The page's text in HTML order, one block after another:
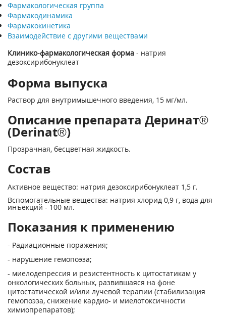
Фармакологическая группа
Фармакодинамика
Фармакокинетика
Взаимодействие с другими веществами
Клинико-фармакологическая форма - натрия
дезоксирибонуклеат
Форма выпуска
Раствор для внутримышечного введения, 15 мг/мл.
Описание препарата Деринат®
(Derinat®)
Прозрачная, бесцветная жидкость.
Состав
Активное вещество: натрия дезоксирибонуклеат 1,5 г.
Вспомогательные вещества: натрия хлорид 0,9 г, вода для
инъекций - 100 мл.
Показания к применению
- Радиационные поражения;
- нарушение гемопоэза;
- миелодепрессия и резистентность к цитостатикам у
онкологических больных, развившаяся на фоне
цитостатической и/или лучевой терапии (стабилизация
гемопоэза, снижение кардио- и миелотоксичности
химиопрепаратов);